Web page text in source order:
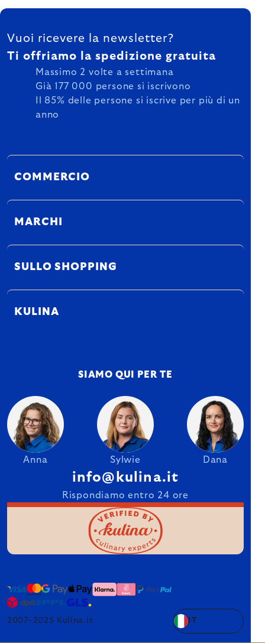
FOOTER
Vuoi ricevere la newsletter?
Ti offriamo la spedizione gratuita
Massimo 2 volte a settimana
Già 177 000 persone si iscrivono
Il 85% delle persone si iscrive per più di un
anno
COMMERCIO
MARCHI
SULLO SHOPPING
KULINA
SIAMO QUI PER TE
Anna Sylwie Dana
info@kulina.it
Rispondiamo entro 24 ore
2007–2025 Kulina.it IT